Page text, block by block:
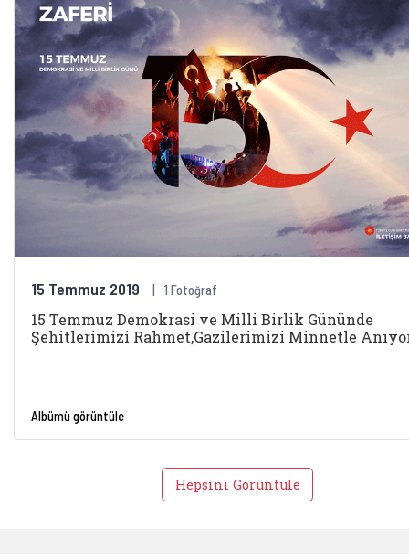
15 Temmuz 2019 1 Fotoğraf
15 Temmuz Demokrasi ve Milli Birlik Gününde
Şehitlerimizi Rahmet,Gazilerimizi Minnetle
Albümü görüntüle
Hepsini Görüntüle